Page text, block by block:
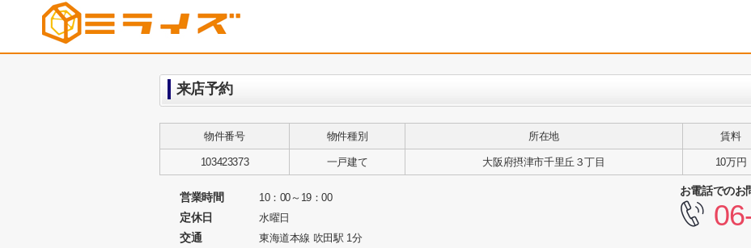
来店予約
物件番号 物件種別 所在地 賃料
103423373 一戸建て 大阪府摂津市千里丘３丁目 10万円
営業時間 10：00～19：00
定休日 水曜日
交通 東海道本線 吹田駅 1分
お電話でのお